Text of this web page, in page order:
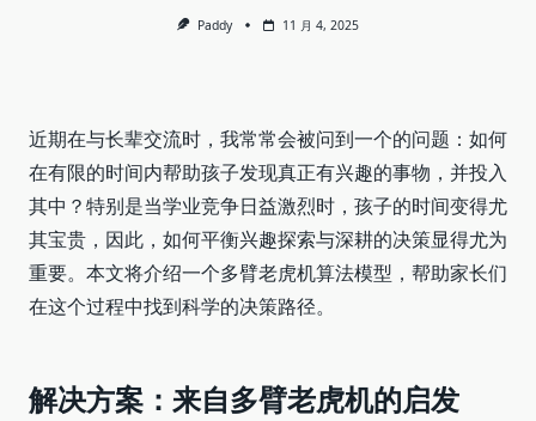
Paddy 11 月 4, 2025
近期在与长辈交流时，我常常会被问到一个的问题：如何
在有限的时间内帮助孩子发现真正有兴趣的事物，并投入
其中？特别是当学业竞争日益激烈时，孩子的时间变得尤
其宝贵，因此，如何平衡兴趣探索与深耕的决策显得尤为
重要。本文将介绍一个多臂老虎机算法模型，帮助家长们
在这个过程中找到科学的决策路径。
解决方案：来自多臂老虎机的启发